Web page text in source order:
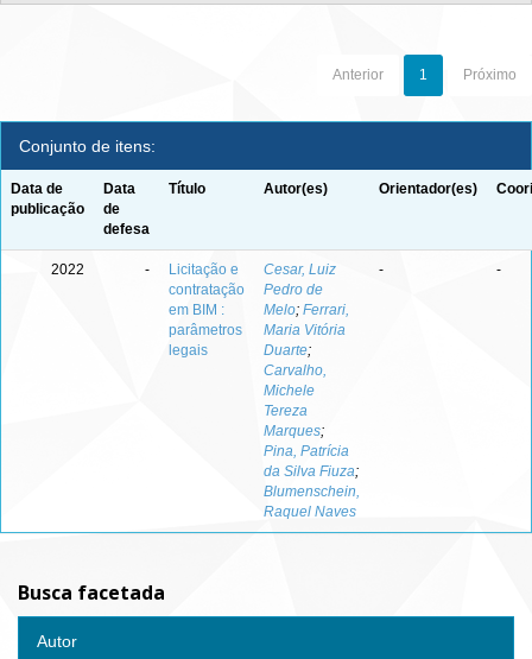
Anterior 1 Próximo
Conjunto de itens:
Data de
publicação
Data
de
defesa
Título Autor(es) Orientador(es)
2022 -
Licitação e
contratação
em BIM :
parâmetros
legais
Cesar, Luiz
Pedro de
Melo; Ferrari,
Maria Vitória
Duarte;
Carvalho,
Michele
Tereza
Marques;
Pina, Patrícia
da Silva Fiuza;
Blumenschein,
Raquel Naves
- -
Busca facetada
Autor